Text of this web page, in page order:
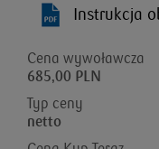
Instrukcja
Cena wywoławcza
685,00 PLN
Typ ceny
netto